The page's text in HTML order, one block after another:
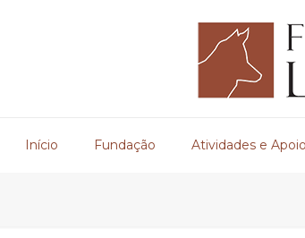
Início Fundação Atividades e